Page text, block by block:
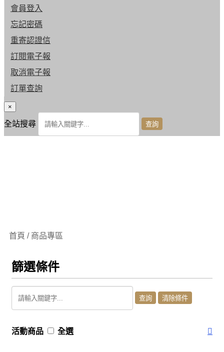
會員登入
忘記密碼
重寄認證信
訂閱電子報
取消電子報
訂單查詢
×
全站搜尋
首頁 / 商品專區
篩選條件
活動商品 全選